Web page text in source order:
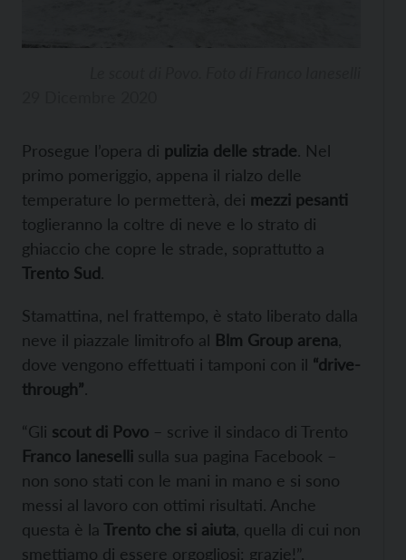
Prosegue l’opera di pulizia delle strade. Nel
primo pomeriggio, appena il rialzo delle
temperature lo permetterà, dei mezzi pesanti
toglieranno la coltre di neve e lo strato di
ghiaccio che copre le strade, soprattutto a
Trento Sud.
Stamattina, nel frattempo, è stato liberato dalla
neve il piazzale limitrofo al Blm Group arena
dove vengono effettuati i tamponi con il “drive-
through”.
“Gli scout di Povo – scrive il sindaco di Trento
Franco Ianeselli sulla sua pagina Facebook –
non sono stati con le mani in mano e si sono
messi al lavoro con ottimi risultati. Anche
questa è la Trento che si aiuta , quella di cui non
smettiamo di essere orgogliosi: grazie!”.